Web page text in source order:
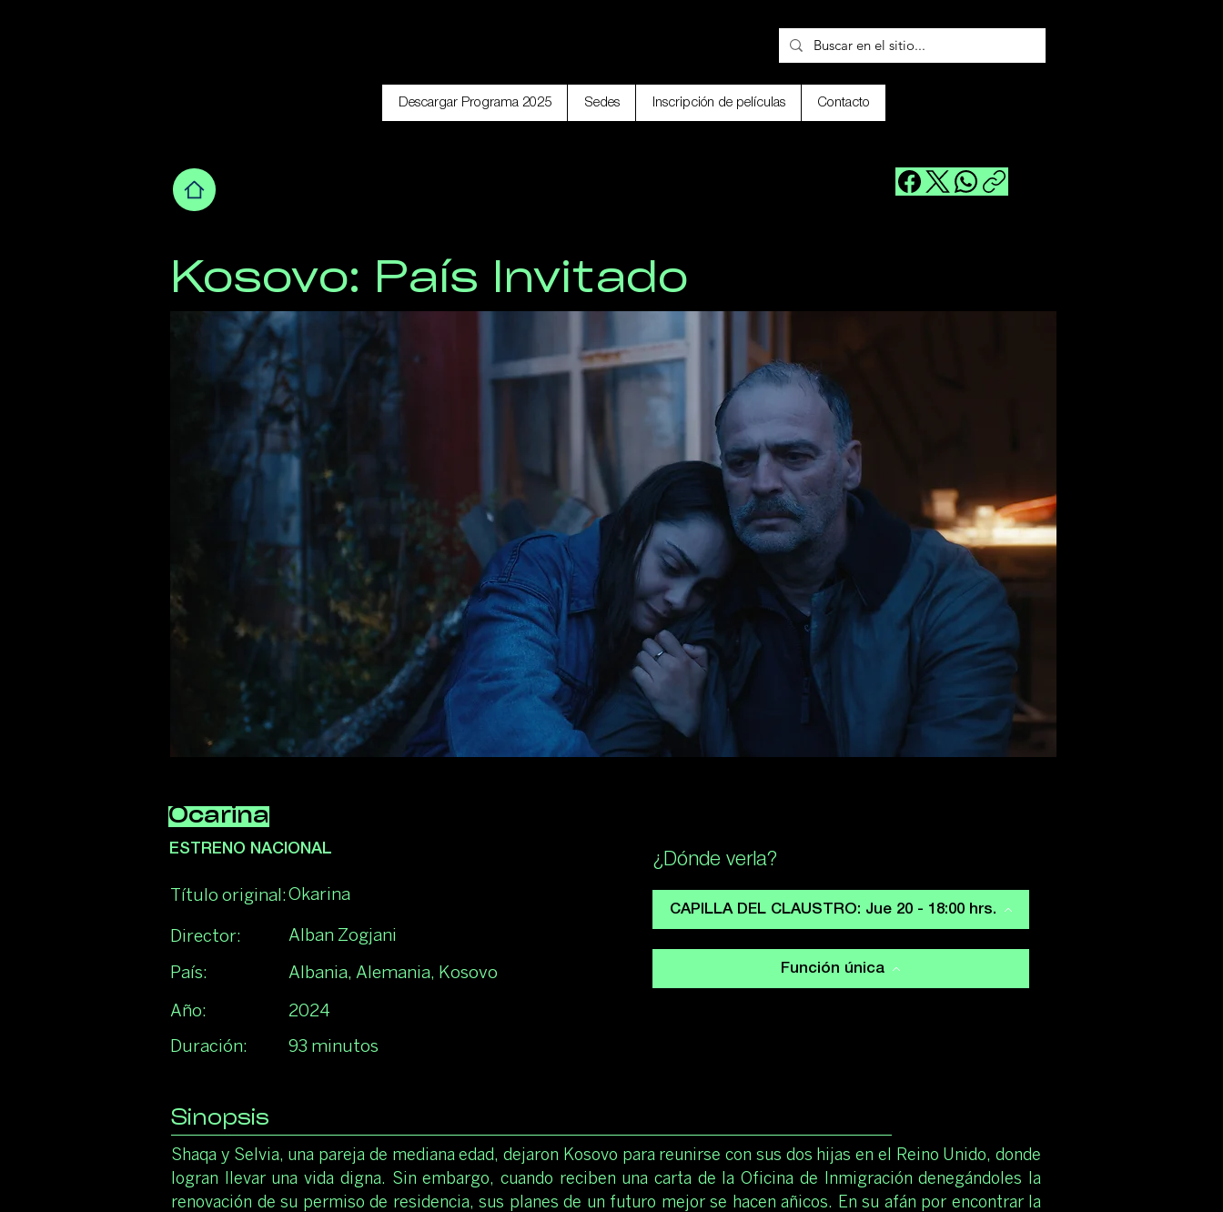
Descargar Programa 2025 Sedes Inscripción de películas Contacto
Kosovo: País Invitado
Ocarina
ESTRENO NACIONAL
Título original:
Director:
País:
Año:
Duración:
Okarina
Alban Zogjani
Albania, Alemania, Kosovo
2024
93 minutos
¿Dónde verla?
CAPILLA DEL CLAUSTRO: Jue 20 - 18:00 hrs.
Función única
Sinopsis
Shaqa y Selvia, una pareja de mediana edad, dejaron Kosovo para reunirse con sus dos hijas en el Reino Unido, donde
logran llevar una vida digna. Sin embargo, cuando reciben una carta de la Oficina de Inmigración denegándoles la
renovación de su permiso de residencia, sus planes de un futuro mejor se hacen añicos. En su afán por encontrar la